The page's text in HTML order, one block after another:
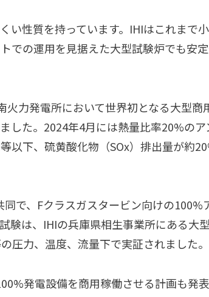
い性質を持っています。IHIはこれまで
での運用を見据えた大型試験炉でも安
火力発電所において世界初となる大型商
した。2024年4月には熱量比率20%のア
以下、硫黄酸化物（SOx）排出量が約
で、Fクラスガスタービン向けの100%
験は、IHIの兵庫県相生事業所にある大
圧力、温度、流量下で実証されました。
発電設備を商用稼働させる計画も発表